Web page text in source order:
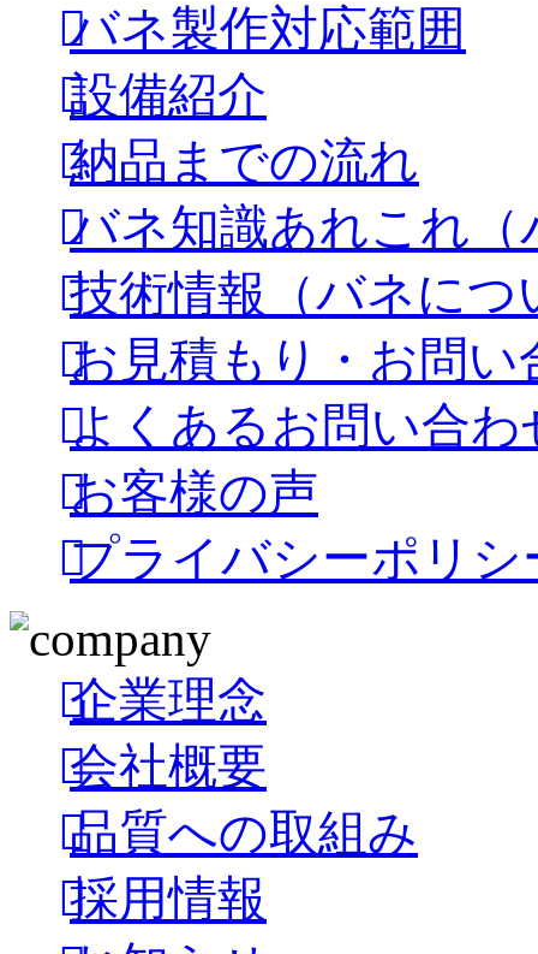
バネ製作対応範囲
設備紹介
納品までの流れ
バネ知識あれこれ（
技術情報（バネにつ
お見積もり・お問い
よくあるお問い合わ
お客様の声
プライバシーポリシ
企業理念
会社概要
品質への取組み
採用情報